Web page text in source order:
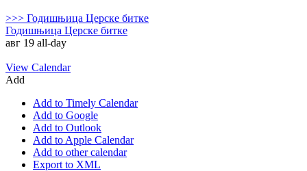
>>> Годишњица Церске битке
Годишњица Церске битке
авг 19 all-day
View Calendar
Add
Add to Timely Calendar
Add to Google
Add to Outlook
Add to Apple Calendar
Add to other calendar
Export to XML